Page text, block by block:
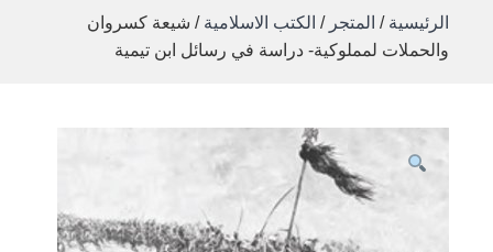
الرئيسية / المتجر / الكتب الاسلامية / شيعة كسروان
والحملات لمملوكية- دراسة في رسائل ابن تيمية